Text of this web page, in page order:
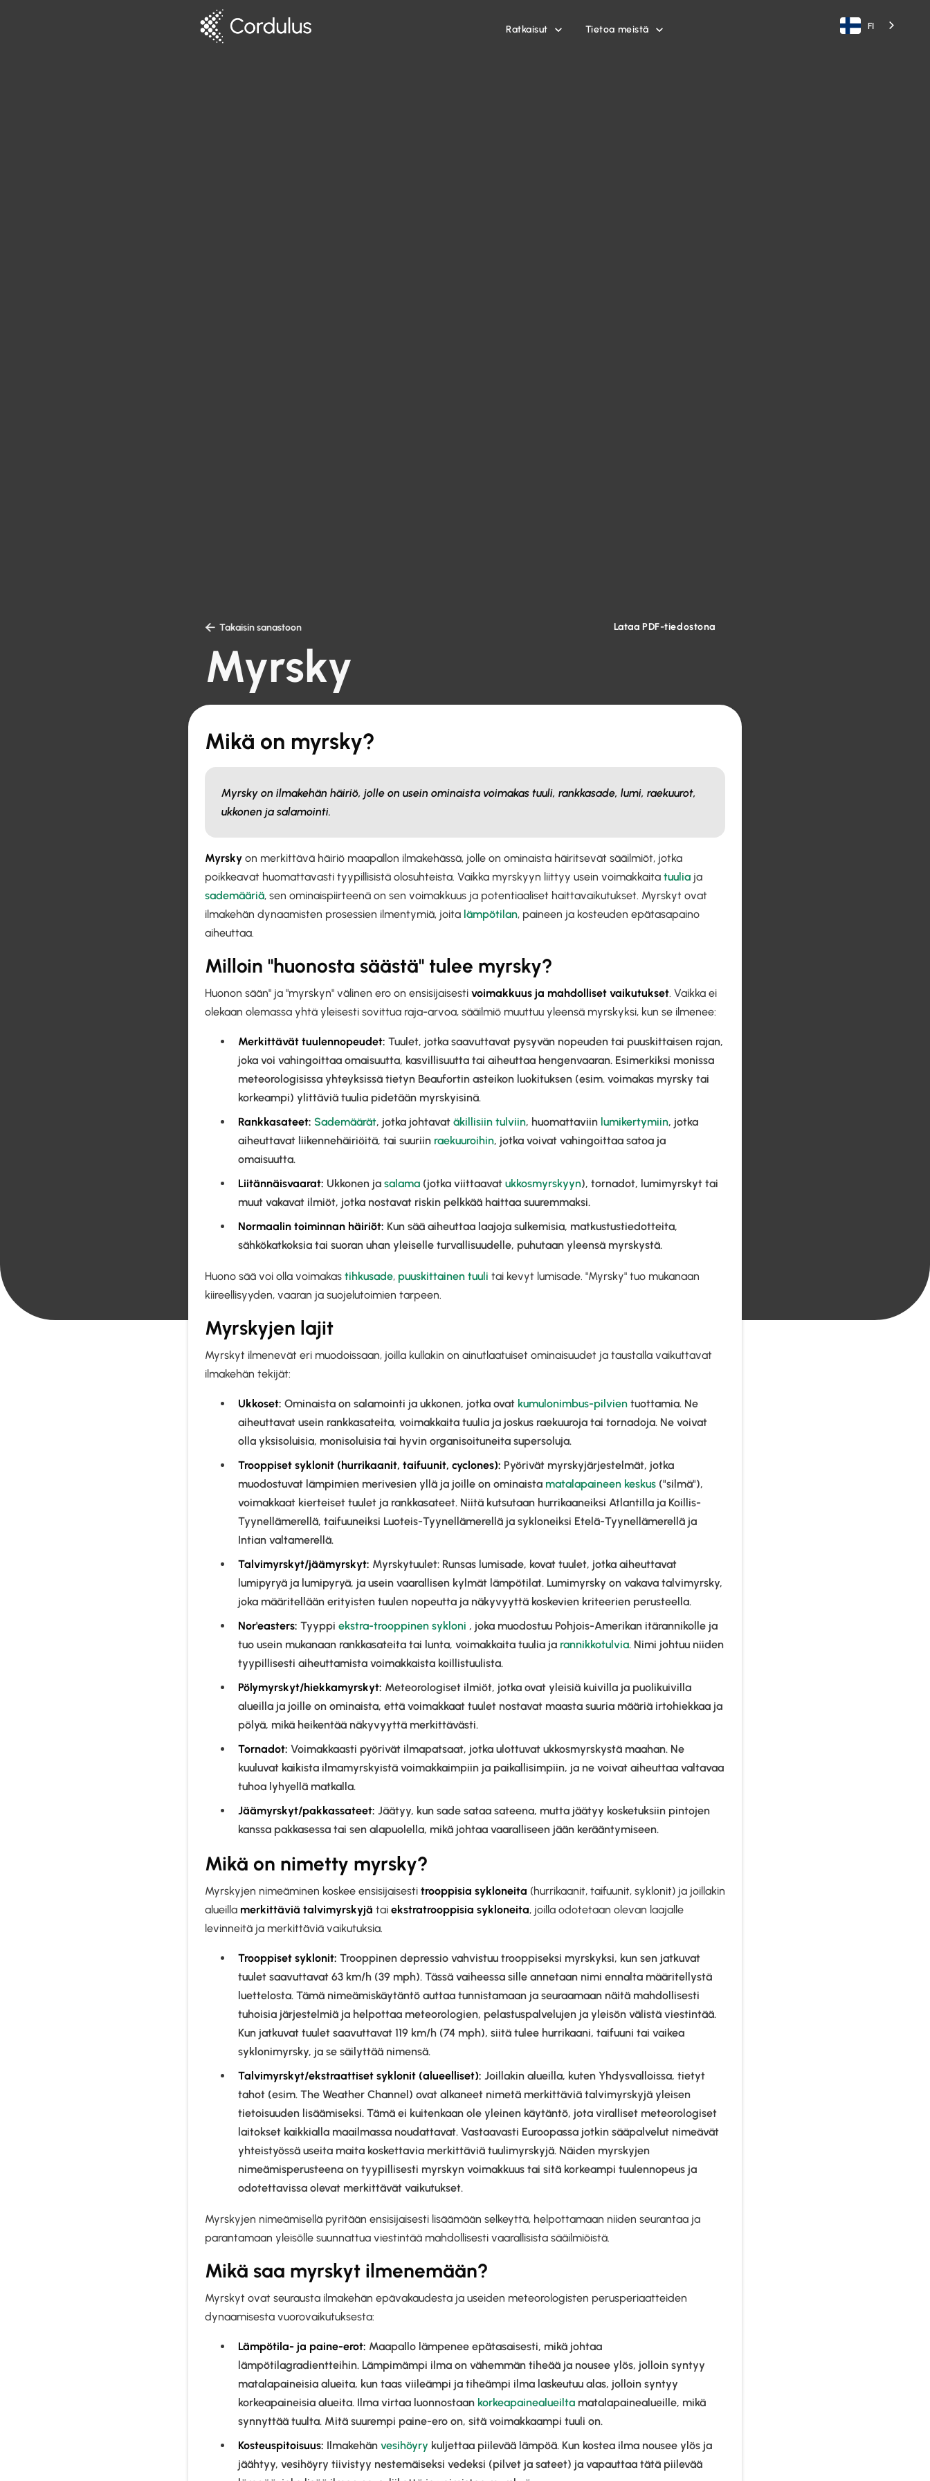
Ratkaisut  Tietoa meistä  FI
 Takaisin sanastoon Lataa PDF-tiedostona
Myrsky
Mikä on myrsky?
Myrsky on ilmakehän häiriö, jolle on usein ominaista voimakas tuuli, rankkasade, lumi, raekuurot,
ukkonen ja salamointi.
Myrsky on merkittävä häiriö maapallon ilmakehässä, jolle on ominaista häiritsevät sääilmiöt, jotka
poikkeavat huomattavasti tyypillisistä olosuhteista. Vaikka myrskyyn liittyy usein voimakkaita tuulia ja
sademääriä, sen ominaispiirteenä on sen voimakkuus ja potentiaaliset haittavaikutukset. Myrskyt ovat
ilmakehän dynaamisten prosessien ilmentymiä, joita lämpötilan, paineen ja kosteuden epätasapaino
aiheuttaa.
Milloin "huonosta säästä" tulee myrsky?
Huonon sään" ja "myrskyn" välinen ero on ensisijaisesti voimakkuus ja mahdolliset vaikutukset. Vaikka ei
olekaan olemassa yhtä yleisesti sovittua raja-arvoa, sääilmiö muuttuu yleensä myrskyksi, kun se ilmenee:
Merkittävät tuulennopeudet: Tuulet, jotka saavuttavat pysyvän nopeuden tai puuskittaisen rajan,
joka voi vahingoittaa omaisuutta, kasvillisuutta tai aiheuttaa hengenvaaran. Esimerkiksi monissa
meteorologisissa yhteyksissä tietyn Beaufortin asteikon luokituksen (esim. voimakas myrsky tai
korkeampi) ylittäviä tuulia pidetään myrskyisinä.
Rankkasateet: Sademäärät, jotka johtavat äkillisiin tulviin, huomattaviin lumikertymiin, jotka
aiheuttavat liikennehäiriöitä, tai suuriin raekuuroihin, jotka voivat vahingoittaa satoa ja
omaisuutta.
Liitännäisvaarat: Ukkonen ja salama (jotka viittaavat ukkosmyrskyyn), tornadot, lumimyrskyt tai
muut vakavat ilmiöt, jotka nostavat riskin pelkkää haittaa suuremmaksi.
Normaalin toiminnan häiriöt: Kun sää aiheuttaa laajoja sulkemisia, matkustustiedotteita,
sähkökatkoksia tai suoran uhan yleiselle turvallisuudelle, puhutaan yleensä myrskystä.
Huono sää voi olla voimakas tihkusade, puuskittainen tuuli tai kevyt lumisade. "Myrsky" tuo mukanaan
kiireellisyyden, vaaran ja suojelutoimien tarpeen.
Myrskyjen lajit
Myrskyt ilmenevät eri muodoissaan, joilla kullakin on ainutlaatuiset ominaisuudet ja taustalla vaikuttavat
ilmakehän tekijät:
Ukkoset: Ominaista on salamointi ja ukkonen, jotka ovat kumulonimbus-pilvien tuottamia. Ne
aiheuttavat usein rankkasateita, voimakkaita tuulia ja joskus raekuuroja tai tornadoja. Ne voivat
olla yksisoluisia, monisoluisia tai hyvin organisoituneita supersoluja.
Trooppiset syklonit (hurrikaanit, taifuunit, cyclones): Pyörivät myrskyjärjestelmät, jotka
muodostuvat lämpimien merivesien yllä ja joille on ominaista matalapaineen keskus ("silmä"),
voimakkaat kierteiset tuulet ja rankkasateet. Niitä kutsutaan hurrikaaneiksi Atlantilla ja Koillis-
Tyynellämerellä, taifuuneiksi Luoteis-Tyynellämerellä ja sykloneiksi Etelä-Tyynellämerellä ja
Intian valtamerellä.
Talvimyrskyt/jäämyrskyt: Myrskytuulet: Runsas lumisade, kovat tuulet, jotka aiheuttavat
lumipyryä ja lumipyryä, ja usein vaarallisen kylmät lämpötilat. Lumimyrsky on vakava talvimyrsky,
joka määritellään erityisten tuulen nopeutta ja näkyvyyttä koskevien kriteerien perusteella.
Nor'easters: Tyyppi ekstra-trooppinen sykloni , joka muodostuu Pohjois-Amerikan itärannikolle ja
tuo usein mukanaan rankkasateita tai lunta, voimakkaita tuulia ja rannikkotulvia. Nimi johtuu niiden
tyypillisesti aiheuttamista voimakkaista koillistuulista.
Pölymyrskyt/hiekkamyrskyt: Meteorologiset ilmiöt, jotka ovat yleisiä kuivilla ja puolikuivilla
alueilla ja joille on ominaista, että voimakkaat tuulet nostavat maasta suuria määriä irtohiekkaa ja
pölyä, mikä heikentää näkyvyyttä merkittävästi.
Tornadot: Voimakkaasti pyörivät ilmapatsaat, jotka ulottuvat ukkosmyrskystä maahan. Ne
kuuluvat kaikista ilmamyrskyistä voimakkaimpiin ja paikallisimpiin, ja ne voivat aiheuttaa valtavaa
tuhoa lyhyellä matkalla.
Jäämyrskyt/pakkassateet: Jäätyy, kun sade sataa sateena, mutta jäätyy kosketuksiin pintojen
kanssa pakkasessa tai sen alapuolella, mikä johtaa vaaralliseen jään kerääntymiseen.
Mikä on nimetty myrsky?
Myrskyjen nimeäminen koskee ensisijaisesti trooppisia sykloneita (hurrikaanit, taifuunit, syklonit) ja joillakin
alueilla merkittäviä talvimyrskyjä tai ekstratrooppisia sykloneita, joilla odotetaan olevan laajalle
levinneitä ja merkittäviä vaikutuksia.
Trooppiset syklonit: Trooppinen depressio vahvistuu trooppiseksi myrskyksi, kun sen jatkuvat
tuulet saavuttavat 63 km/h (39 mph). Tässä vaiheessa sille annetaan nimi ennalta määritellystä
luettelosta. Tämä nimeämiskäytäntö auttaa tunnistamaan ja seuraamaan näitä mahdollisesti
tuhoisia järjestelmiä ja helpottaa meteorologien, pelastuspalvelujen ja yleisön välistä viestintää.
Kun jatkuvat tuulet saavuttavat 119 km/h (74 mph), siitä tulee hurrikaani, taifuuni tai vaikea
syklonimyrsky, ja se säilyttää nimensä.
Talvimyrskyt/ekstraattiset syklonit (alueelliset): Joillakin alueilla, kuten Yhdysvalloissa, tietyt
tahot (esim. The Weather Channel) ovat alkaneet nimetä merkittäviä talvimyrskyjä yleisen
tietoisuuden lisäämiseksi. Tämä ei kuitenkaan ole yleinen käytäntö, jota viralliset meteorologiset
laitokset kaikkialla maailmassa noudattavat. Vastaavasti Euroopassa jotkin sääpalvelut nimeävät
yhteistyössä useita maita koskettavia merkittäviä tuulimyrskyjä. Näiden myrskyjen
nimeämisperusteena on tyypillisesti myrskyn voimakkuus tai sitä korkeampi tuulennopeus ja
odotettavissa olevat merkittävät vaikutukset.
Myrskyjen nimeämisellä pyritään ensisijaisesti lisäämään selkeyttä, helpottamaan niiden seurantaa ja
parantamaan yleisölle suunnattua viestintää mahdollisesti vaarallisista sääilmiöistä.
Mikä saa myrskyt ilmenemään?
Myrskyt ovat seurausta ilmakehän epävakaudesta ja useiden meteorologisten perusperiaatteiden
dynaamisesta vuorovaikutuksesta:
Lämpötila- ja paine-erot: Maapallo lämpenee epätasaisesti, mikä johtaa
lämpötilagradientteihin. Lämpimämpi ilma on vähemmän tiheää ja nousee ylös, jolloin syntyy
matalapaineisia alueita, kun taas viileämpi ja tiheämpi ilma laskeutuu alas, jolloin syntyy
korkeapaineisia alueita. Ilma virtaa luonnostaan korkeapainealueilta matalapainealueille, mikä
synnyttää tuulta. Mitä suurempi paine-ero on, sitä voimakkaampi tuuli on.
Kosteuspitoisuus: Ilmakehän vesihöyry kuljettaa piilevää lämpöä. Kun kostea ilma nousee ylös ja
jäähtyy, vesihöyry tiivistyy nestemäiseksi vedeksi (pilvet ja sateet) ja vapauttaa tätä piilevää